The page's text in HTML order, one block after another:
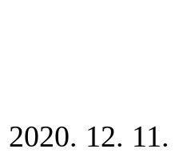
2020. 12. 11.